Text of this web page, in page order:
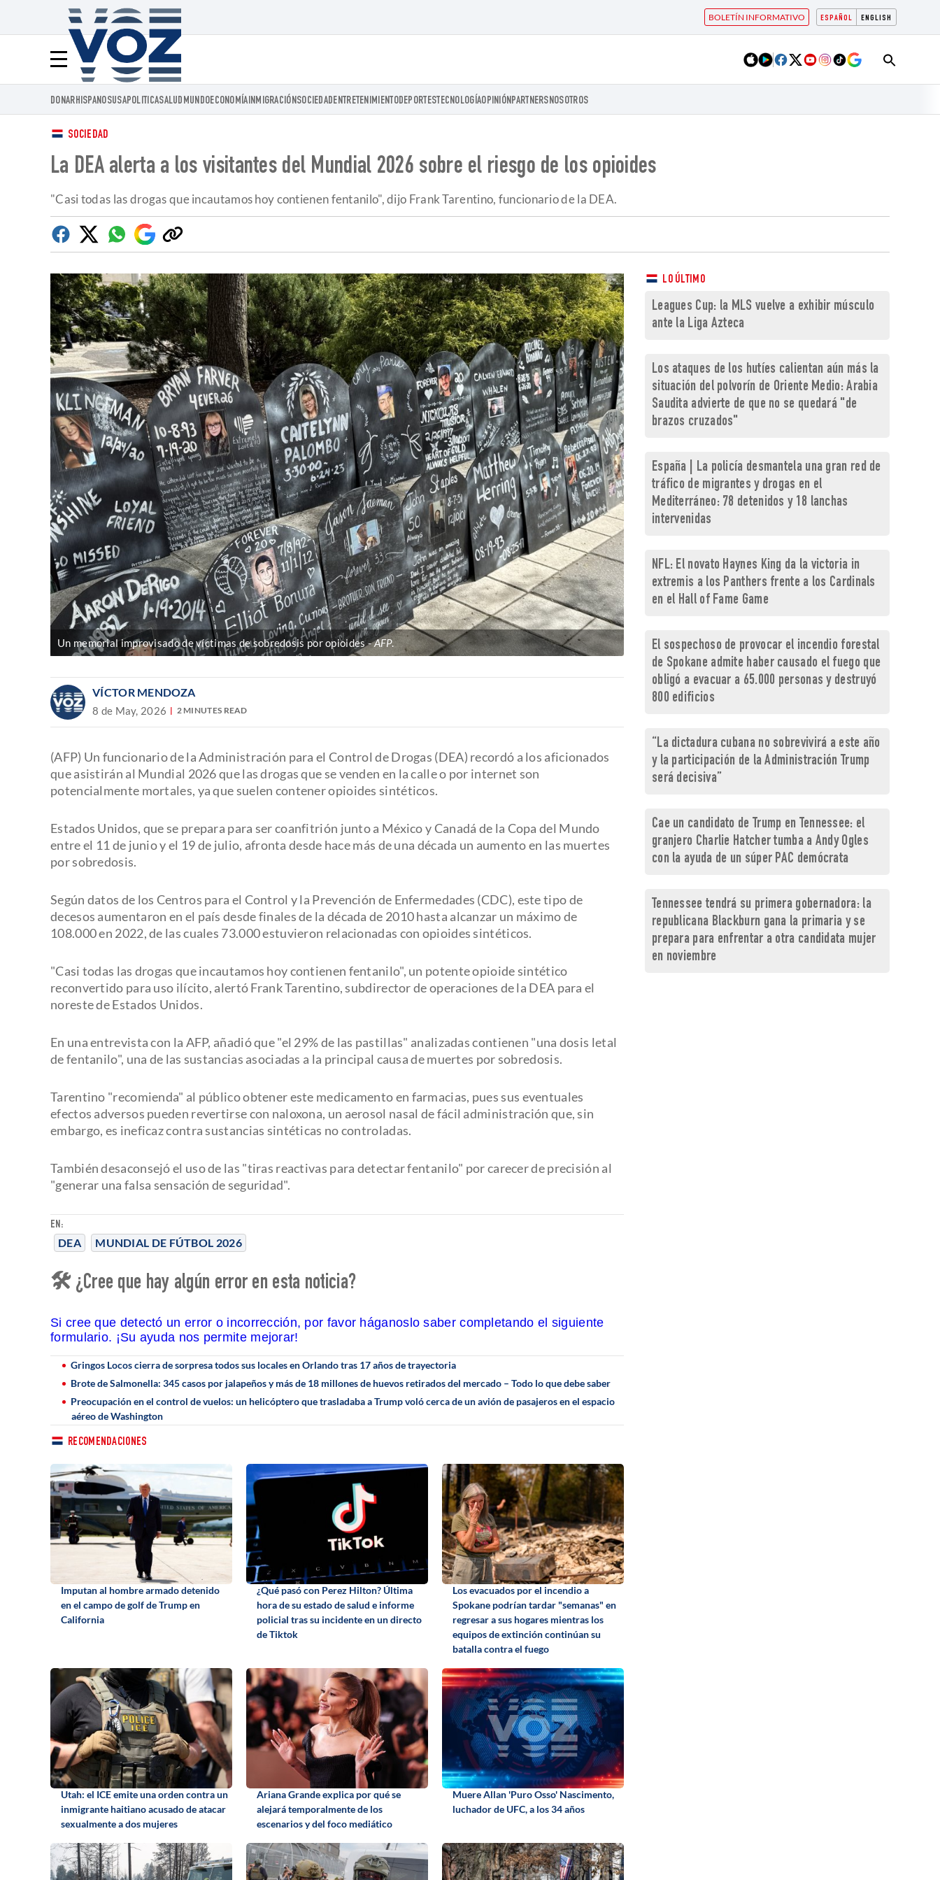
ESPAÑOL ENGLISH
BOLETÍN INFORMATIVO
Menú
Voz.us
DONARHISPANOSUSAPOLITICASALUD MUNDOECONOMÍAINMIGRACIÓNSOCIEDADENTRETENIMIENTODEPORTESTECNOLOGÍAOPINIÓNPARTNERSNOSOTROS
SOCIEDAD
La DEA alerta a los visitantes del Mundial 2026 sobre el riesgo de los opioides
"Casi todas las drogas que incautamos hoy contienen fentanilo", dijo Frank Tarentino, funcionario de la DEA.
Facebook
TwitterWhatsapp
Google
Discover
Copiar
enlace
Un memorial improvisado de víctimas de sobredosis por opioides AFP.
VÍCTOR MENDOZA
8 de May, 2026 2 MINUTES READ
EN:
DEA MUNDIAL DE FÚTBOL 2026
(AFP) Un funcionario de la Administración para el Control de Drogas (DEA) recordó a los aficionados
que asistirán al Mundial 2026 que las drogas que se venden en la calle o por internet son
potencialmente mortales, ya que suelen contener opioides sintéticos.
Estados Unidos, que se prepara para ser coanfitrión junto a México y Canadá de la Copa del Mundo
entre el 11 de junio y el 19 de julio, afronta desde hace más de una década un aumento en las muertes
por sobredosis.
Según datos de los Centros para el Control y la Prevención de Enfermedades (CDC), este tipo de
decesos aumentaron en el país desde finales de la década de 2010 hasta alcanzar un máximo de
108.000 en 2022, de las cuales 73.000 estuvieron relacionadas con opioides sintéticos.
"Casi todas las drogas que incautamos hoy contienen fentanilo", un potente opioide sintético
reconvertido para uso ilícito, alertó Frank Tarentino, subdirector de operaciones de la DEA para el
noreste de Estados Unidos.
En una entrevista con la AFP, añadió que "el 29% de las pastillas" analizadas contienen "una dosis letal
de fentanilo", una de las sustancias asociadas a la principal causa de muertes por sobredosis.
Tarentino "recomienda" al público obtener este medicamento en farmacias, pues sus eventuales
efectos adversos pueden revertirse con naloxona, un aerosol nasal de fácil administración que, sin
embargo, es ineficaz contra sustancias sintéticas no controladas.
También desaconsejó el uso de las "tiras reactivas para detectar fentanilo" por carecer de precisión al
"generar una falsa sensación de seguridad".
🛠 ¿Cree que hay algún error en esta noticia?
Si cree que detectó un error o incorrección, por favor háganoslo saber completando el siguiente
formulario. ¡Su ayuda nos permite mejorar!
Gringos Locos cierra de sorpresa todos sus locales en Orlando tras 17 años de trayectoria
Brote de Salmonella: 345 casos por jalapeños y más de 18 millones de huevos retirados del mercado – Todo lo que debe saber
Preocupación en el control de vuelos: un helicóptero que trasladaba a Trump voló cerca de un avión de pasajeros en el espacio
aéreo de Washington
RECOMENDACIONES
Imputan al hombre armado detenido
en el campo de golf de Trump en
California
¿Qué pasó con Perez Hilton? Última
hora de su estado de salud e informe
policial tras su incidente en un directo
de Tiktok
Los evacuados por el incendio a
Spokane podrían tardar "semanas" en
regresar a sus hogares mientras los
equipos de extinción continúan su
batalla contra el fuego
Utah: el ICE emite una orden contra un
inmigrante haitiano acusado de atacar
sexualmente a dos mujeres
Ariana Grande explica por qué se
alejará temporalmente de los
escenarios y del foco mediático
Muere Allan 'Puro Osso' Nascimento,
luchador de UFC, a los 34 años
LO ÚLTIMO
Leagues Cup: la MLS vuelve a exhibir músculo
ante la Liga Azteca
Los ataques de los hutíes calientan aún más la
situación del polvorín de Oriente Medio: Arabia
Saudita advierte de que no se quedará "de
brazos cruzados"
España | La policía desmantela una gran red de
tráfico de migrantes y drogas en el
Mediterráneo: 78 detenidos y 18 lanchas
intervenidas
NFL: El novato Haynes King da la victoria in
extremis a los Panthers frente a los Cardinals
en el Hall of Fame Game
El sospechoso de provocar el incendio forestal
de Spokane admite haber causado el fuego que
obligó a evacuar a 65.000 personas y destruyó
800 edificios
“La dictadura cubana no sobrevivirá a este año
y la participación de la Administración Trump
será decisiva”
Cae un candidato de Trump en Tennessee: el
granjero Charlie Hatcher tumba a Andy Ogles
con la ayuda de un súper PAC demócrata
Tennessee tendrá su primera gobernadora: la
republicana Blackburn gana la primaria y se
prepara para enfrentar a otra candidata mujer
en noviembre